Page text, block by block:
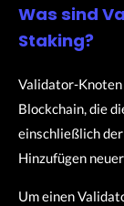
Was sind
Staking?
Validator-
Blockchain, die
einschließlich
Hinzufügen
Um einen